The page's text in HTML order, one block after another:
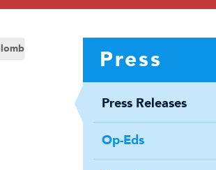
Press
Press Releases
Op-Eds
la corrupción y los flujos financieros ilícitos